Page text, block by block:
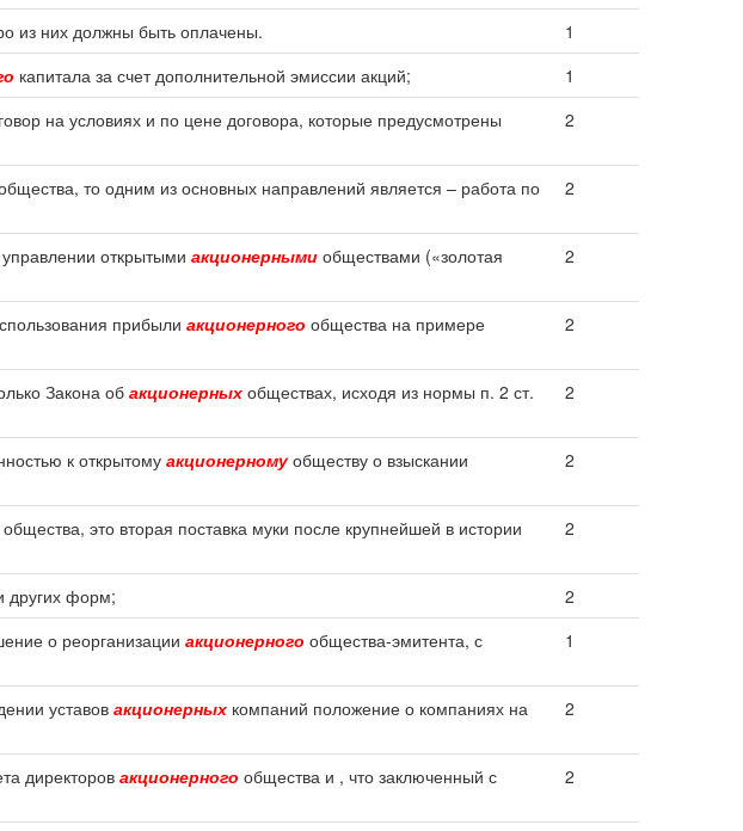
из них должны быть оплачены.
1
капитала за счет дополнительной эмиссии акций;
1
на условиях и по цене договора, которые предусмотрены
2
то одним из основных направлений является – работа по
2
открытыми акционерными обществами («золотая
2
прибыли акционерного общества на примере
2
Закона об акционерных обществах, исходя из нормы п. 2 ст.
2
к открытому акционерномуобществу о взыскании
2
общества, это вторая поставка муки после крупнейшей в истории
2
других форм;
2
о реорганизации акционерного общества-эмитента, с
1
уставов акционерных компаний положение о компаниях на
2
директоров акционерного общества и , что заключенный с
2